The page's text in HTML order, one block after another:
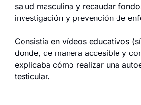
salud masculina y recaudar
investigación y prevención de
Consistía en vídeos educativos
donde, de manera accesible y
explicaba cómo realizar una
testicular.